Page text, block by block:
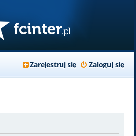
Zaloguj się
Zarejestruj się